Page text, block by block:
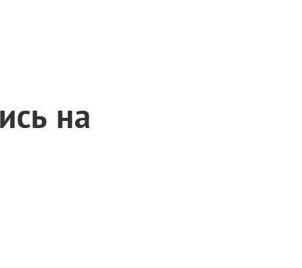
на